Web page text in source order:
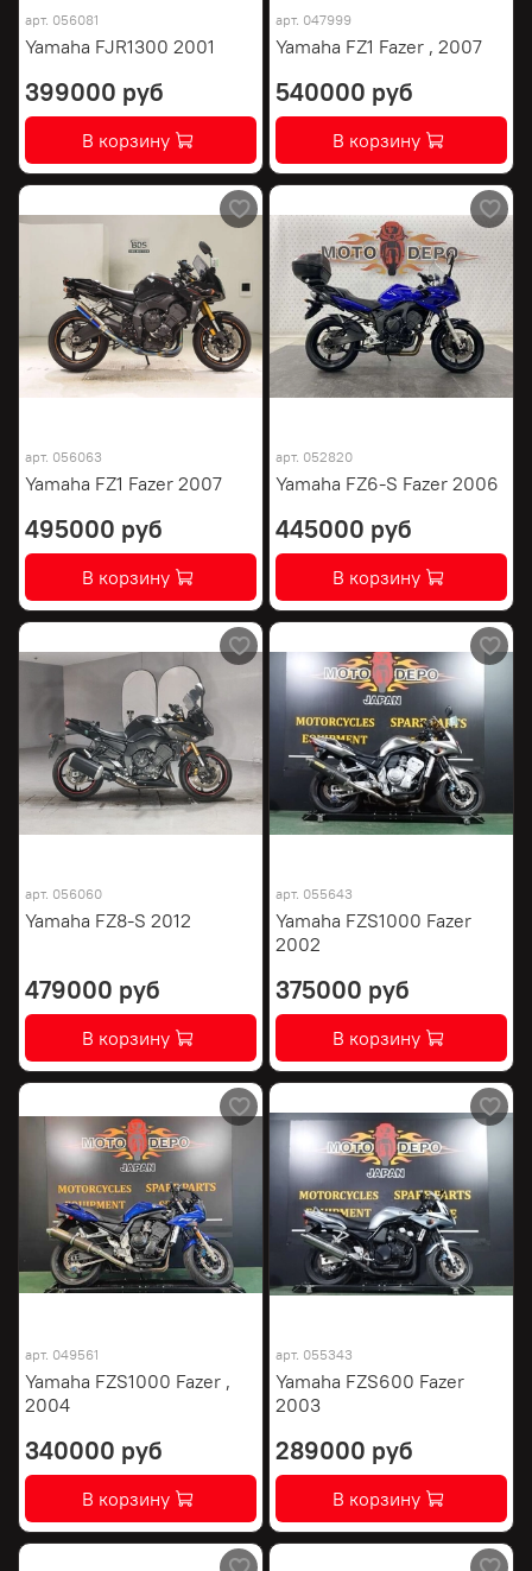
арт. 056081
Yamaha FJR1300 2001
399000 руб
В корзину
арт. 047999
Yamaha FZ1 Fazer , 2007
540000 руб
В корзину
арт. 056063
Yamaha FZ1 Fazer 2007
495000 руб
В корзину
арт. 052820
Yamaha FZ6-S Fazer 2006
445000 руб
В корзину
арт. 056060
Yamaha FZ8-S 2012
479000 руб
В корзину
арт. 055643
Yamaha FZS1000 Fazer
2002
375000 руб
В корзину
арт. 049561
Yamaha FZS1000 Fazer ,
2004
340000 руб
В корзину
арт. 055343
Yamaha FZS600 Fazer
2003
289000 руб
В корзину